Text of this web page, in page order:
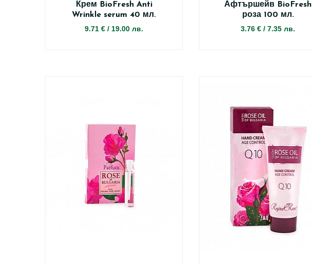
Крем BioFresh Anti
Wrinkle serum 40 мл.
9.71 € / 19.00 лв.
Афтършейв BioFresh
роза 100 мл.
3.76 € / 7.35 лв.